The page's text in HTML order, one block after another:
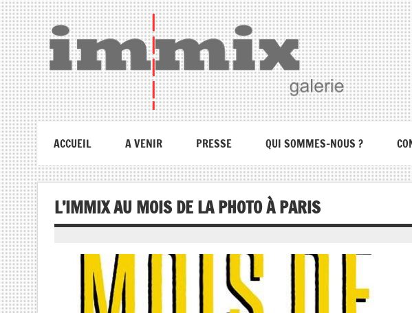
ACCUEIL A VENIR PRESSE QUI SOMMES-NOUS ?
L’IMMIX AU MOIS DE LA PHOTO À PARIS